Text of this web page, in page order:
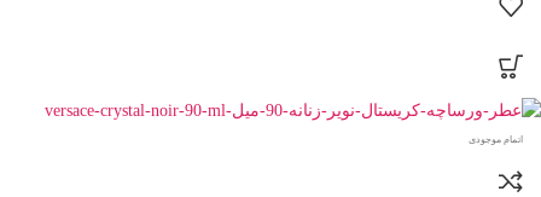
اتمام موجودی